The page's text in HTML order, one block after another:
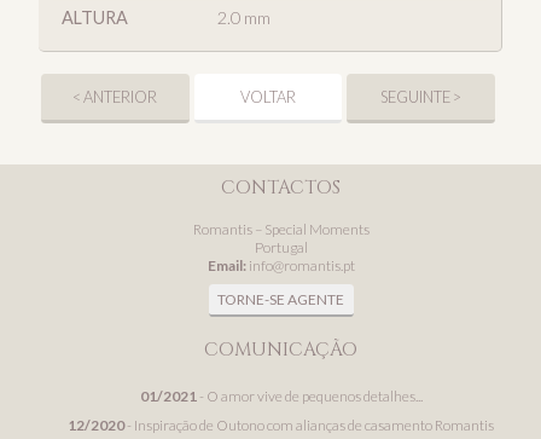
ALTURA
2.0 mm
< ANTERIOR VOLTAR SEGUINTE >
CONTACTOS
Romantis – Special Moments
Portugal
Email: info@romantis.pt
TORNE-SE AGENTE
COMUNICAÇÃO
01/2021 - O amor vive de pequenos detalhes...
12/2020- Inspiração de Outono com alianças de casamento Romantis